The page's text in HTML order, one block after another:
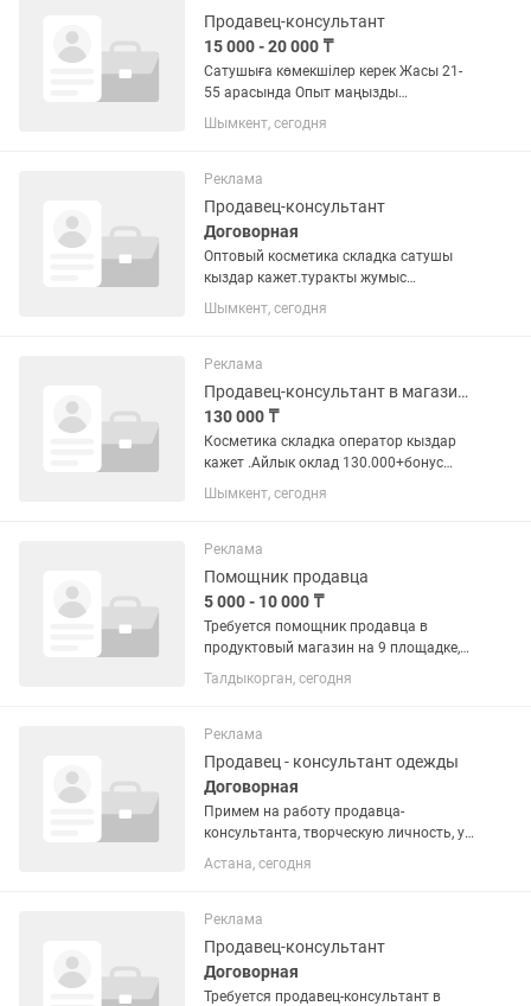
Продавец-консультант
15 000 - 20 000 ₸
Сатушыға көмекшілер керек Жасы 21-
55 арасында Опыт маңызды
емес,болмаса өзіміз үйретеміз Ақшасы
аптасына немесе күніне беріледі
Шымкент, сегодня
Реклама
Продавец-консультант
Договорная
Оптовый косметика складка сатушы
кыздар кажет.туракты жумыс
жасайтын укыпты,уакытылы жумыска
келетин адам керек.График 6/1
озимизден,айлык сатканына карай
алады
Шымкент, сегодня
Реклама
Продавец-консультант в магазине
130 000 ₸
Косметика складка оператор кыздар
кажет .Айлык оклад 130.000+бонус
Жумыс уакыты 9:00-19:00 гарфик 6/1
воскресенье демалыс.калган сурактар
Шымкент, сегодня
Реклама
Помощник продавца
5 000 - 10 000 ₸
Требуется помощник продавца в
продуктовый магазин на 9 площадке,
желательно девочки студентки
Талдыкорган, сегодня
Реклама
Продавец - консультант одежды
Договорная
Примем на работу продавца-
консультанта, творческую личность, у
которой есть тяга к рукоделию,
девушку 30-45 лет, приятной
порядочную, очень ответственную,
аккуратную,...
Астана, сегодня
Реклама
Продавец-консультант
Договорная
Требуется продавец-консультант в